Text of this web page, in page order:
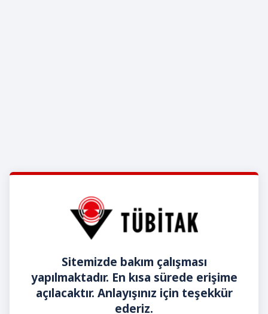
Sitemizde bakım çalışması
yapılmaktadır. En kısa sürede erişime
açılacaktır. Anlayışınız için teşekkür
ederiz.